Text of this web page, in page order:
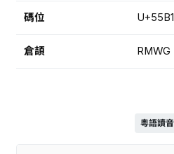
碼位 U+55B1
倉頡 RMWG
粵語讀音